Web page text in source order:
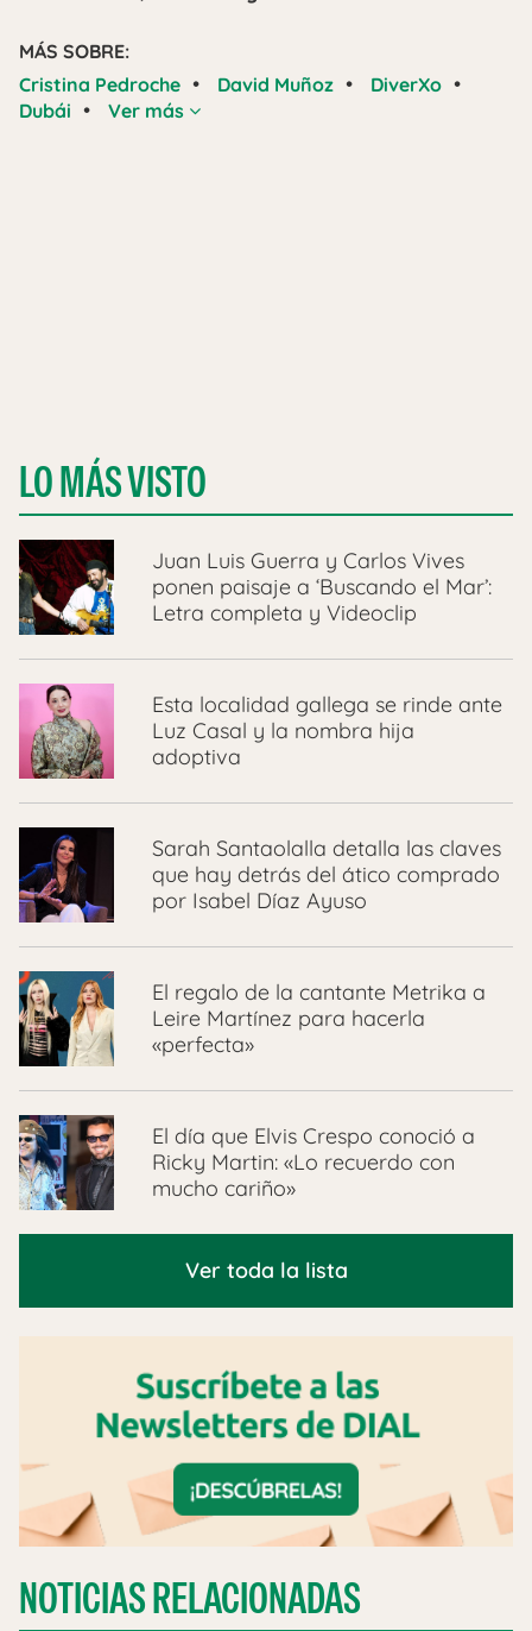
MÁS SOBRE:
Cristina Pedroche • David Muñoz • DiverXo •
Dubái • Ver más
LO MÁS VISTO
Juan Luis Guerra y Carlos Vives
ponen paisaje a ‘Buscando el Mar’:
Letra completa y Videoclip
Esta localidad gallega se rinde ante
Luz Casal y la nombra hija
adoptiva
Sarah Santaolalla detalla las claves
que hay detrás del ático comprado
por Isabel Díaz Ayuso
El regalo de la cantante Metrika a
Leire Martínez para hacerla
«perfecta»
El día que Elvis Crespo conoció a
Ricky Martin: «Lo recuerdo con
mucho cariño»
Ver toda la lista
NOTICIAS RELACIONADAS